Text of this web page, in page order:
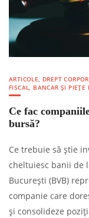
ARTICOLE, DREPT
FISCAL, BANCAR ȘI PIEȚE
Ce fac
bursă?
Ce trebuie să știe
cheltuiesc banii de
București (BVB)
companie care
și consolideze